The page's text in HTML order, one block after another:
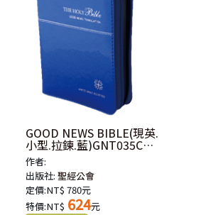
GOOD NEWS BIBLE(現英.
小型.拉鍊.藍)GNT035CZ-
BU
作者:
出版社:聖經公會
定價:NT$ 780元
特價:NT$ 624元